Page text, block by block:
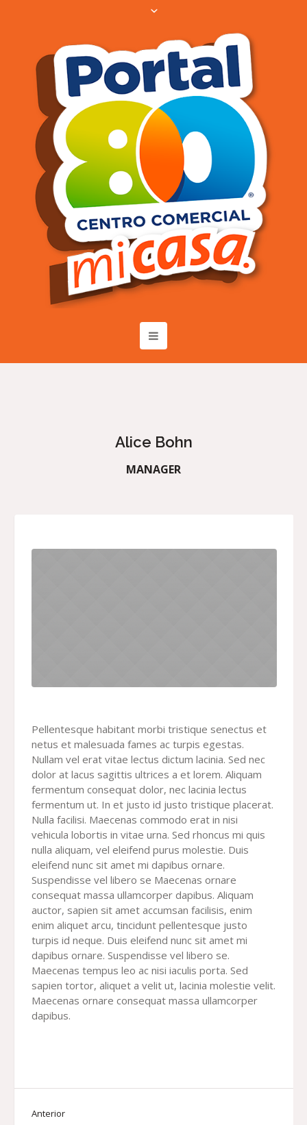
Alice Bohn
MANAGER
Pellentesque habitant morbi tristique senectus et
netus et malesuada fames ac turpis egestas.
Nullam vel erat vitae lectus dictum lacinia. Sed nec
dolor at lacus sagittis ultrices a et lorem. Aliquam
fermentum consequat dolor, nec lacinia lectus
fermentum ut. In et justo id justo tristique placerat.
Nulla facilisi. Maecenas commodo erat in nisi
vehicula lobortis in vitae urna. Sed rhoncus mi quis
nulla aliquam, vel eleifend purus molestie. Duis
eleifend nunc sit amet mi dapibus ornare.
Suspendisse vel libero se Maecenas ornare
consequat massa ullamcorper dapibus. Aliquam
auctor, sapien sit amet accumsan facilisis, enim
enim aliquet arcu, tincidunt pellentesque justo
turpis id neque. Duis eleifend nunc sit amet mi
dapibus ornare. Suspendisse vel libero se.
Maecenas tempus leo ac nisi iaculis porta. Sed
sapien tortor, aliquet a velit ut, lacinia molestie velit.
Maecenas ornare consequat massa ullamcorper
dapibus.
Anterior